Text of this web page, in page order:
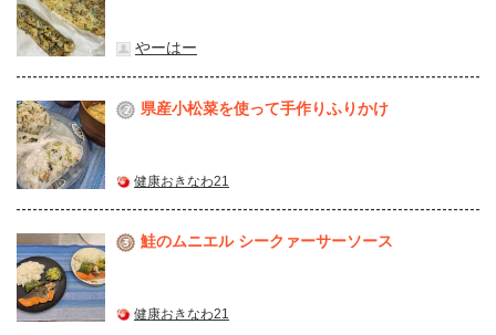
やーはー
2 県産⼩松菜を使って⼿作りふりかけ
健康おきなわ21
3 鮭のムニエル シークァーサーソース
健康おきなわ21